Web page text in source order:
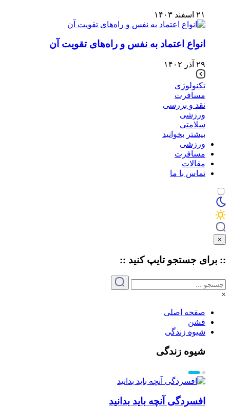
۲۱ اسفند ۱۴۰۳
انواع اعتماد به نفس و راه‌های تقویت آن
۲۹ آذر ۱۴۰۲
تکنولوژی
مسافرت
نقد و بررسی
ورزشی
سلامتی
بیشتر بخوانید
ورزشی
مسافرت
مقالات
تماس با ما
×
:: برای جستجو تایپکنید ::
×
صفحه اصلی
فشن
شیوه زندگی
شیوه زندگی
افسردگی آنچه باید بدانید